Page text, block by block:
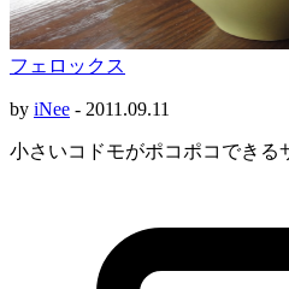
フェロックス
by iNee - 2011.09.11
小さいコドモがポコポコできる